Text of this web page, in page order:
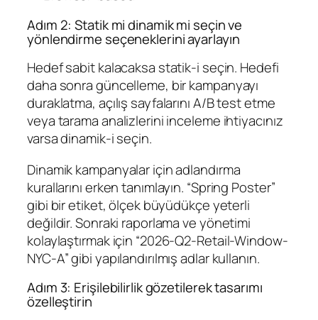
Adım 2: Statik mi dinamik mi seçin ve
yönlendirme seçeneklerini ayarlayın
Hedef sabit kalacaksa statik‑i seçin. Hedefi
daha sonra güncelleme, bir kampanyayı
duraklatma, açılış sayfalarını A/B test etme
veya tarama analizlerini inceleme ihtiyacınız
varsa dinamik‑i seçin.
Dinamik kampanyalar için adlandırma
kurallarını erken tanımlayın. “Spring Poster”
gibi bir etiket, ölçek büyüdükçe yeterli
değildir. Sonraki raporlama ve yönetimi
kolaylaştırmak için “2026-Q2-Retail-Window-
NYC-A” gibi yapılandırılmış adlar kullanın.
Adım 3: Erişilebilirlik gözetilerek tasarımı
özelleştirin